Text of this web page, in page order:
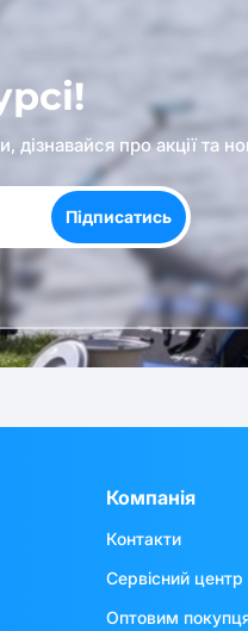
про акції та
Підписатись
Компанія
Контакти
Сервісний центр
Оптовим